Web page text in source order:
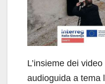
L’insieme dei
audioguida a tema